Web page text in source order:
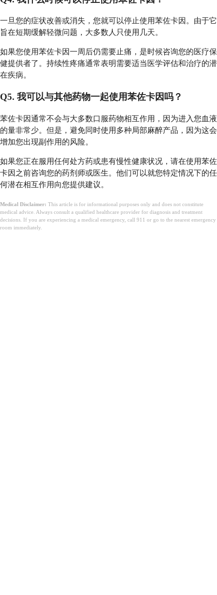
一旦您的症状改善或消失，您就可以停止使用苯佐卡因。由于它
旨在短期缓解轻微问题，大多数人只使用几天。
如果您使用苯佐卡因一周后仍需要止痛，是时候咨询您的医疗保
健提供者了。持续性疼痛通常表明需要适当医学评估和治疗的潜
在疾病。
Q5. 我可以与其他药物一起使用苯佐卡因吗？
苯佐卡因通常不会与大多数口服药物相互作用，因为进入您血液
的量非常少。但是，避免同时使用多种局部麻醉产品，因为这会
增加您出现副作用的风险。
如果您正在服用任何处方药或患有慢性健康状况，请在使用苯佐
卡因之前咨询您的药剂师或医生。他们可以就您特定情况下的任
何潜在相互作用向您提供建议。
Medical Disclaimer: This article is for informational purposes only and does not constitute
medical advice. Always consult a qualified healthcare provider for diagnosis and treatment
decisions. If you are experiencing a medical emergency, call 911 or go to the nearest emergency
room immediately.